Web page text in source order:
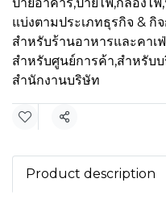
แบ่งตามประเภทธุรกิจ & กิ
สำหรับร้านอาหารและคาเฟ่
สำหรับศูนย์การค้า,สำหรับ
สำนักงานบริษัท
แชร์
Product description